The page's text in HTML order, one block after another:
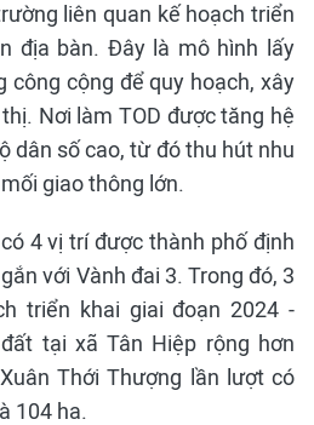
liên quan kế hoạch triển
địa bàn. Đây là mô hình lấy
công cộng để quy hoạch, xây
Nơi làm TOD được tăng hệ
dân số cao, từ đó thu hút nhu
giao thông lớn.
4 vị trí được thành phố định
với Vành đai 3. Trong đó, 3
triển khai giai đoạn 2024 -
tại xã Tân Hiệp rộng hơn
Thới Thượng lần lượt có
104 ha.